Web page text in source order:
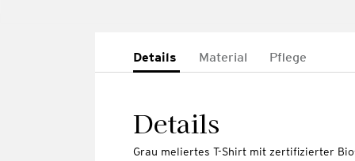
Details Material Pflege
Details
Grau meliertes T-Shirt mit zertifizierter